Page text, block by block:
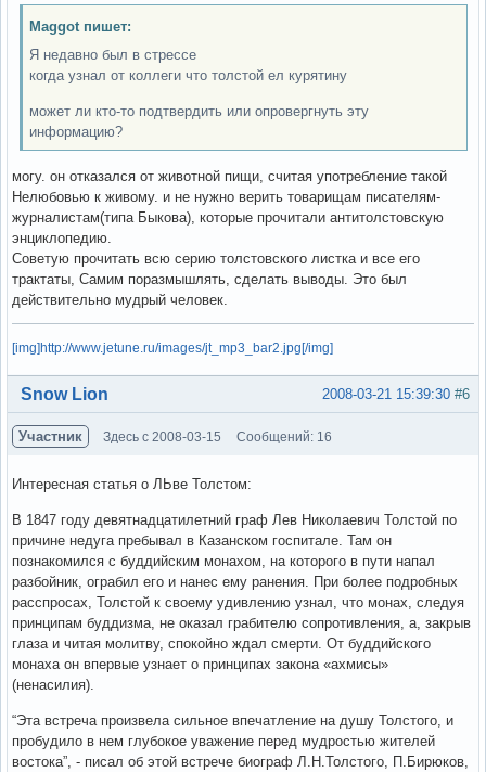
Maggot пишет:
Я недавно был в стрессе
когда узнал от коллеги что толстой ел курятину
может ли кто-то подтвердить или опровергнуть эту
информацию?
могу. он отказался от животной пищи, считая употребление такой
Нелюбовью к живому. и не нужно верить товарищам писателям-
журналистам(типа Быкова), которые прочитали антитолстовскую
энциклопедию.
Советую прочитать всю серию толстовского листка и все его
трактаты, Самим поразмышлять, сделать выводы. Это был
действительно мудрый человек.
[img]http://www.jetune.ru/images/jt_mp3_bar2.jpg[/img]
Вне форума #6
2008-03-21 15:39:30
Snow Lion
Участник Здесь с 2008-03-15 Сообщений: 16
Интересная статья о ЛЬве Толстом:
В 1847 году девятнадцатилетний граф Лев Николаевич Толстой по
причине недуга пребывал в Казанском госпитале. Там он
познакомился с буддийским монахом, на которого в пути напал
разбойник, ограбил его и нанес ему ранения. При более подробных
расспросах, Толстой к своему удивлению узнал, что монах, следуя
принципам буддизма, не оказал грабителю сопротивления, а, закрыв
глаза и читая молитву, спокойно ждал смерти. От буддийского
монаха он впервые узнает о принципах закона «ахмисы»
(ненасилия).
“Эта встреча произвела сильное впечатление на душу Толстого, и
пробудило в нем глубокое уважение перед мудростью жителей
востока”, - писал об этой встрече биограф Л.Н.Толстого, П.Бирюков,